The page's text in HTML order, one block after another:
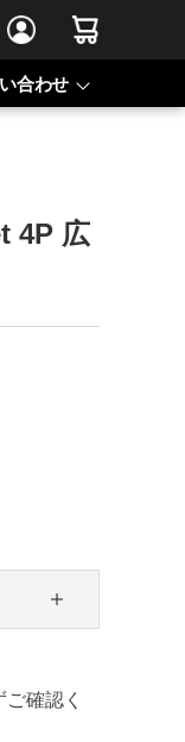
合わせ
4P 広
確認く